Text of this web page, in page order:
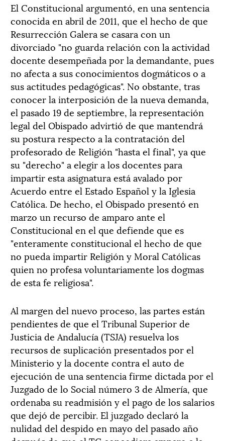
El Constitucional argumentó, en una sentencia
conocida en abril de 2011, que el hecho de que
Resurrección Galera se casara con un
divorciado "no guarda relación con la actividad
docente desempeñada por la demandante, pues
no afecta a sus conocimientos dogmáticos o a
sus actitudes pedagógicas". No obstante, tras
conocer la interposición de la nueva demanda,
el pasado 19 de septiembre, la representación
legal del Obispado advirtió de que mantendrá
su postura respecto a la contratación del
profesorado de Religión "hasta el final", ya que
su "derecho" a elegir a los docentes para
impartir esta asignatura está avalado por
Acuerdo entre el Estado Español y la Iglesia
Católica. De hecho, el Obispado presentó en
marzo un recurso de amparo ante el
Constitucional en el que defiende que es
"enteramente constitucional el hecho de que
no pueda impartir Religión y Moral Católicas
quien no profesa voluntariamente los dogmas
de esta fe religiosa".
Al margen del nuevo proceso, las partes están
pendientes de que el Tribunal Superior de
Justicia de Andalucía (TSJA) resuelva los
recursos de suplicación presentados por el
Ministerio y la docente contra el auto de
ejecución de una sentencia firme dictada por el
Juzgado de lo Social número 3 de Almería, que
ordenaba su readmisión y el pago de los salarios
que dejó de percibir. El juzgado declaró la
nulidad del despido en mayo del pasado año